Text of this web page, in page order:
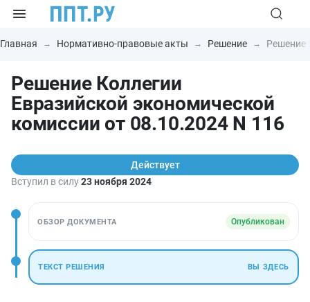
Главная Нормативно-правовые акты Решение Решение
Решение Коллегии
Евразийской экономической
комиссии от 08.10.2024 N 116
Действует
Вступил в силу23 ноября 2024
ОБЗОР ДОКУМЕНТА Опубликован
ТЕКСТ РЕШЕНИЯ ВЫ ЗДЕСЬ